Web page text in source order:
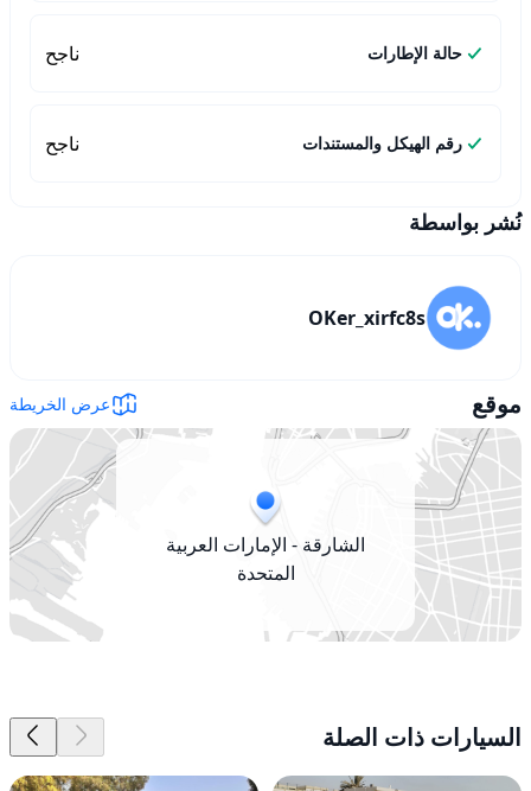
حالة الإطارات ناجح
رقم الهيكل والمستندات ناجح
نُشر بواسطة
OKer_xirfc8s
موقع عرض الخريطة
الشارقة - الإمارات العربية
المتحدة
السيارات ذات الصلة